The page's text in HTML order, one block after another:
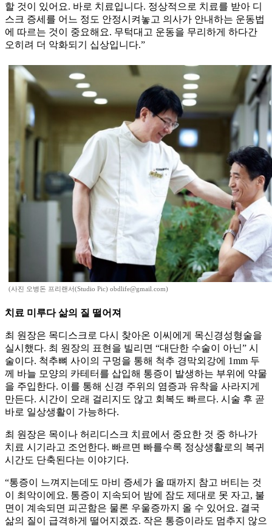
할 것이 있어요. 바로 치료입니다. 정상적으로 치료를 받아 디
스크 증세를 어느 정도 안정시켜놓고 의사가 안내하는 운동법
에 따르는 것이 중요해요. 무턱대고 운동을 무리하게 하다간
오히려 더 악화되기 십상입니다.”
(사진 오병돈 프리랜서(Studio Pic) obdlife@gmail.com)
치료 미루다 삶의 질 떨어져
최 원장은 목디스크로 다시 찾아온 이씨에게 목신경성형술을
실시했다. 최 원장의 표현을 빌리면 “대단한 수술이 아닌” 시
술이다. 척추뼈 사이의 구멍을 통해 척추 경막외강에 1mm 두
께 바늘 모양의 카테터를 삽입해 통증이 발생하는 부위에 약물
을 주입한다. 이를 통해 신경 주위의 염증과 유착을 사라지게
만든다. 시간이 오래 걸리지도 않고 회복도 빠르다. 시술 후 곧
바로 일상생활이 가능하다.
최 원장은 목이나 허리디스크 치료에서 중요한 것 중 하나가
치료 시기라고 조언한다. 빠르면 빠를수록 정상생활로의 복귀
시간도 단축된다는 이야기다.
“통증이 느껴지는데도 마비 증세가 올 때까지 참고 버티는 것
이 최악이에요. 통증이 지속되어 밤에 잠도 제대로 못 자고, 불
면이 계속되면 피곤함은 물론 우울증까지 올 수 있어요. 결국
삶의 질이 급격하게 떨어지겠죠. 작은 통증이라도 멈추지 않으